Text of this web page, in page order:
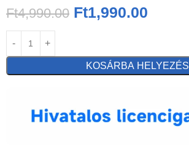
Ft4,990.00 Ft1,990.00
KOSÁRBA HELYEZÉS